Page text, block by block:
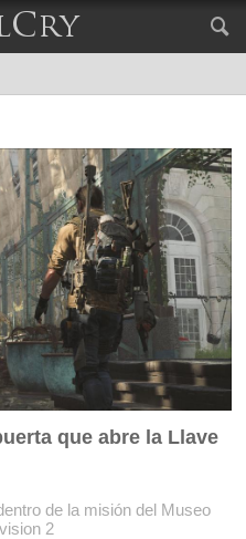
que abre la Llave
de la misión del Museo
2